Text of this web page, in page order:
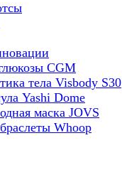
CGM
тела Visbody S30
Yashi Dome
маска JOVS
Whoop